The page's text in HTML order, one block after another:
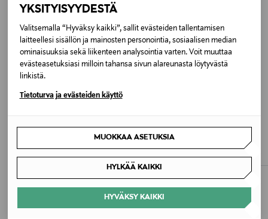
YKSITYISYYDESTÄ
Valitsemalla “Hyväksy kaikki”, sallit evästeiden tallentamisen
laitteellesi sisällön ja mainosten personointia, sosiaalisen median
ominaisuuksia sekä liikenteen analysointia varten. Voit muuttaa
evästeasetuksiasi milloin tahansa sivun alareunasta löytyvästä
linkistä.
Tietoturva ja evästeiden käyttö
MUOKKAA ASETUKSIA
HYLKÄÄ KAIKKI
HYVÄKSY KAIKKI
Väri
DELICATE PINK
Koko
One size
Valmistusmaa
Intia
80,00 € 16,00 €